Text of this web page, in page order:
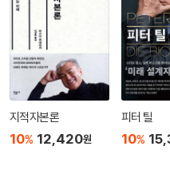
지적자본론
10% 12,420원
피터 틸
10%